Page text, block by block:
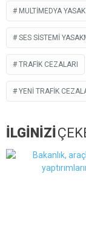
MULTIMEDYA
SES SISTEMI
TRAFIK CEZALARI
YENI TRAFIK
İLGİNİZİ